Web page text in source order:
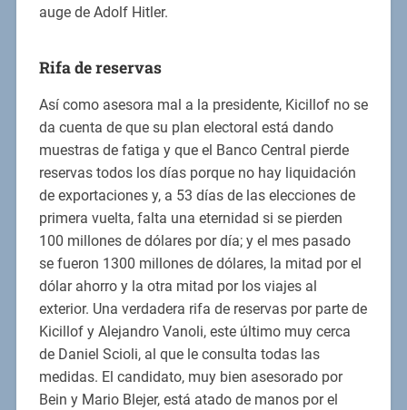
auge de Adolf Hitler.
Rifa de reservas
Así como asesora mal a la presidente, Kicillof no se
da cuenta de que su plan electoral está dando
muestras de fatiga y que el Banco Central pierde
reservas todos los días porque no hay liquidación
de exportaciones y, a 53 días de las elecciones de
primera vuelta, falta una eternidad si se pierden
100 millones de dólares por día; y el mes pasado
se fueron 1300 millones de dólares, la mitad por el
dólar ahorro y la otra mitad por los viajes al
exterior. Una verdadera rifa de reservas por parte de
Kicillof y Alejandro Vanoli, este último muy cerca
de Daniel Scioli, al que le consulta todas las
medidas. El candidato, muy bien asesorado por
Bein y Mario Blejer, está atado de manos por el